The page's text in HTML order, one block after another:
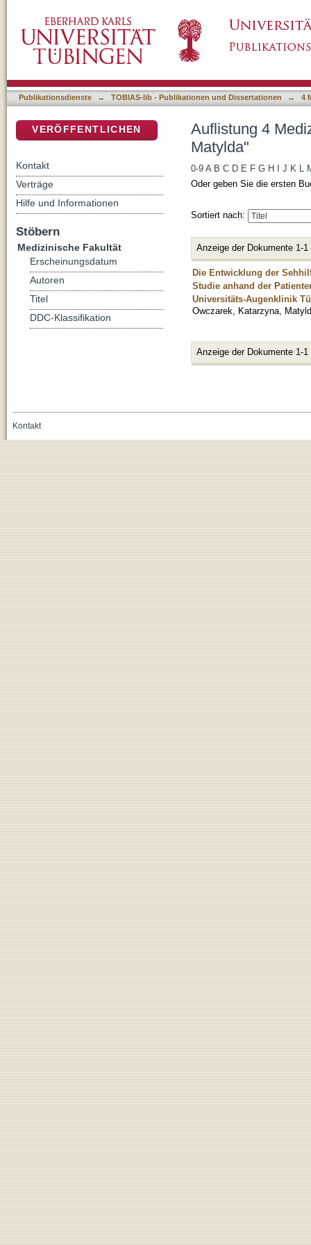
Publikationsdienste → TOBIAS-lib - Publikationen und Dissertationen → 4
Auflistung 4
Matylda"
0-9 A B C D E F G H J K L
Oder geben Sie die ersten
Sortiert nach:
Anzeige der Dokumente 1-1
Die Entwicklung der
Studie anhand der
Universitäts-Augenklinik
Owczarek, Katarzyna,
Anzeige der Dokumente 1-1
VERÖFFENTLICHEN
Kontakt
Verträge
Hilfe und Informationen
Stöbern
Medizinische Fakultät
Erscheinungsdatum
Autoren
Titel
DDC-Klassifikation
Kontakt